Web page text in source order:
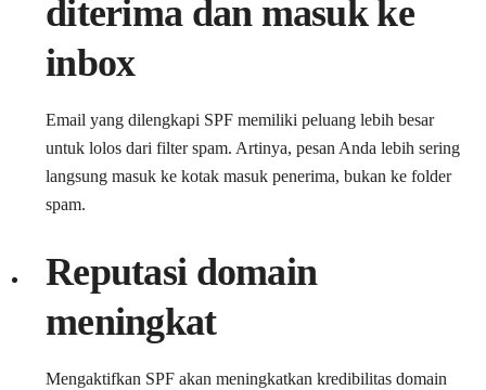
diterima dan masuk ke
inbox
Email yang dilengkapi SPF memiliki peluang lebih besar
untuk lolos dari filter spam. Artinya, pesan Anda lebih sering
langsung masuk ke kotak masuk penerima, bukan ke folder
spam.
Reputasi domain
meningkat
Mengaktifkan SPF akan meningkatkan kredibilitas domain